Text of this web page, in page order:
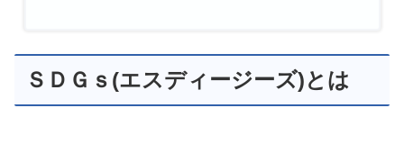
ＳＤＧｓ(エスディージーズ)とは